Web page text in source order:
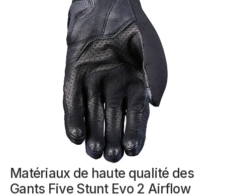
Matériaux de haute qualité des
Gants Five Stunt Evo 2 Airflow